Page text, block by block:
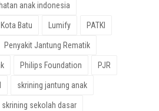
anak indonesia
Kota Batu Lumify PATKI
Penyakit Jantung Rematik
Philips Foundation PJR
skrining jantung anak
skrining sekolah dasar